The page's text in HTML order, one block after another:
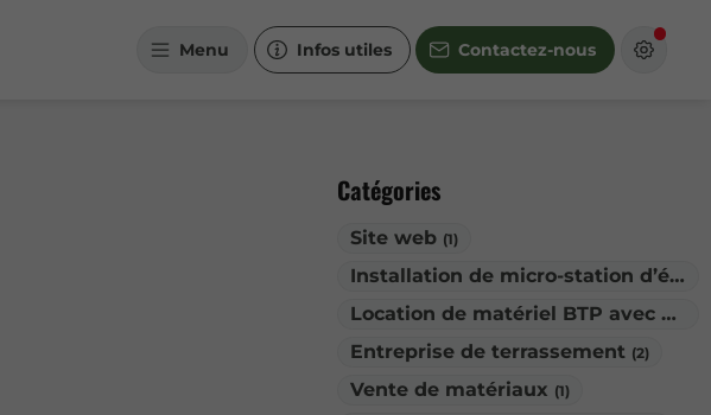
Menu Infos utiles Contactez-nous
Catégories
Site web (1)
Installation de micro-station d’épuration
Location de matériel BTP avec chauffeur
Entreprise de terrassement (2)
Vente de matériaux (1)